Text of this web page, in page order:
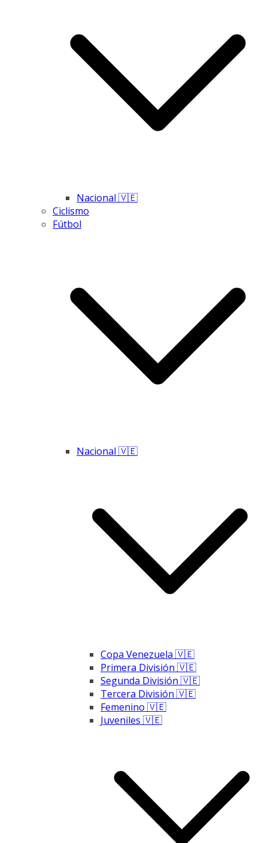
Nacional 🇻🇪
Ciclismo
Fútbol
Nacional 🇻🇪
Copa Venezuela 🇻🇪
Primera División 🇻🇪
Segunda División 🇻🇪
Tercera División 🇻🇪
Femenino 🇻🇪
Juveniles 🇻🇪